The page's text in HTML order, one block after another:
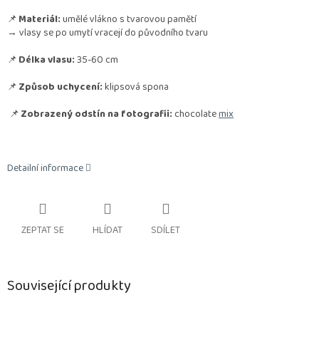
📌Materiál:umělé vlákno s tvarovou pamětí
→ vlasy se po umytí vracejí do původního tvaru
📌Délka vlasu:35-60 cm
📌Způsob uchycení:klipsová spona
📌Zobrazený odstín na fotografii: chocolatemix
Detailní informace
ZEPTAT SE HLÍDAT SDÍLET
Související produkty